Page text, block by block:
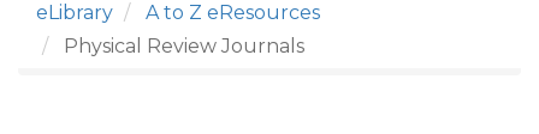
eLibrary
A to Z eResources
Physical Review Journals